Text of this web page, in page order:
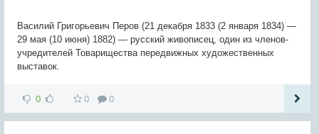
Василий Григорьевич Перов (21 декабря 1833 (2 января 1834) —
29 мая (10 июня) 1882) — русский живописец, один из членов-
учредителей Товарищества передвижных художественных
выставок.
0 0 0